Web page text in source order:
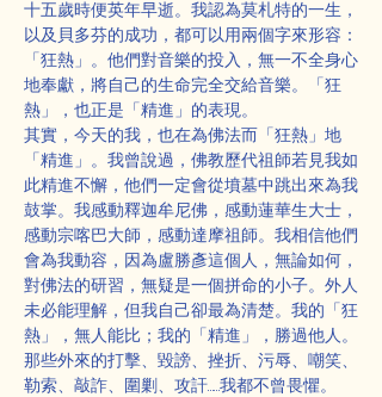
十五歲時便英年早逝。我認為莫札特的一生，
以及貝多芬的成功，都可以用兩個字來形容：
「狂熱」。他們對音樂的投入，無一不全身心
地奉獻，將自己的生命完全交給音樂。「狂
熱」，也正是「精進」的表現。
其實，今天的我，也在為佛法而「狂熱」地
「精進」。我曾說過，佛教歷代祖師若見我如
此精進不懈，他們一定會從墳墓中跳出來為我
鼓掌。我感動釋迦牟尼佛，感動蓮華生大士，
感動宗喀巴大師，感動達摩祖師。我相信他們
會為我動容，因為盧勝彥這個人，無論如何，
對佛法的研習，無疑是一個拼命的小子。外人
未必能理解，但我自己卻最為清楚。我的「狂
熱」，無人能比；我的「精進」，勝過他人。
那些外來的打擊、毀謗、挫折、污辱、嘲笑、
勒索、敲詐、圍剿、攻訐……我都不曾畏懼。